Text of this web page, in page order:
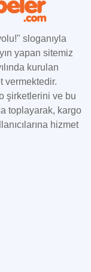
sloganıyla
yapan sitemiz
kurulan
vermektedir.
şirketlerini ve bu
toplayarak, kargo
hizmet